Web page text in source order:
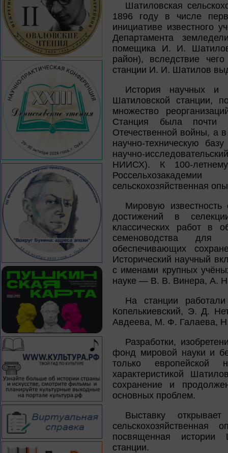
Шатиловская
1896 году в числе
инициативе известного
Департамента
помещика И. И.
район), вследствие
станции И. И. Шатилов
История научных и
Шатиловской станции,
множество
Станция была почти
Отечественной войны, а
научно-техническую
научно-
НИИСХ). К 100-
сельскохозяйственная
Мировую
достижений в
классических работ в
семеноводства для
обеспечивающих
Исторический научный
с именами крупных
науке — В. В. Винера, А.
На станции
Копелькиевский, Э. Д.
Авдеева, М. Ф. Галаева,
Разработки,
фонд мировой науки и
только европейской
характеристикой
сохранение и
основных проблем.
Выставку
посвященная истории
станции.